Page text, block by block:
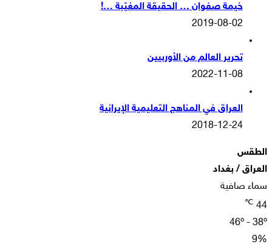
خيمة صفوان … الحقيقة المغيّبة …!
2019-08-02
تحرير العالم من الأوربيين
2022-11-08
العراق في المناهج التعليمية الإيرانية
2018-12-24
الطقس
العراق / بغداد
سماء صافية
44
℃
46º - 38º
9%